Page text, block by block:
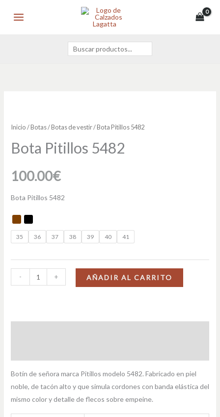
Buscar
Inicio/Botas/Botas de vestir/ Bota Pitillos 5482
Bota Pitillos 5482
100.00€
Bota Pitillos 5482
35 36 37 38 39 40 41
-
5482
+ AÑADIR AL CARRITO
Botín de señora marca Pitillos modelo 5482. Fabricado en piel
noble, de tacón alto y que simula cordones con banda elástica del
mismo color y detalle de flecos sobre empeine.